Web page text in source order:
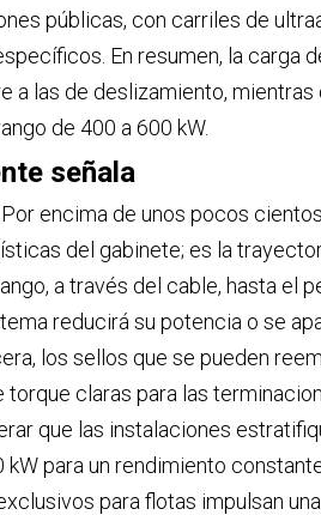
públicas, con carriles de
En resumen, la carga
a las de deslizamiento,
de 400 a 600 kW.
señala
encima de unos pocos
del gabinete; es la
a través del cable, hasta el
reducirá su potencia o se
los sellos que se pueden
claras para las
que las instalaciones
kW para un rendimiento
para flotas impulsan